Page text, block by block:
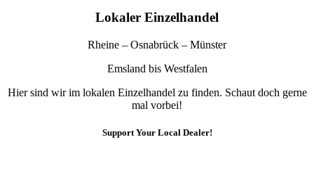
Lokaler Einzelhandel
Rheine – Osnabrück – Münster
Emsland bis Westfalen
Hier sind wir im lokalen Einzelhandel zu finden. Schaut doch gerne
mal vorbei!
Support Your Local Dealer!